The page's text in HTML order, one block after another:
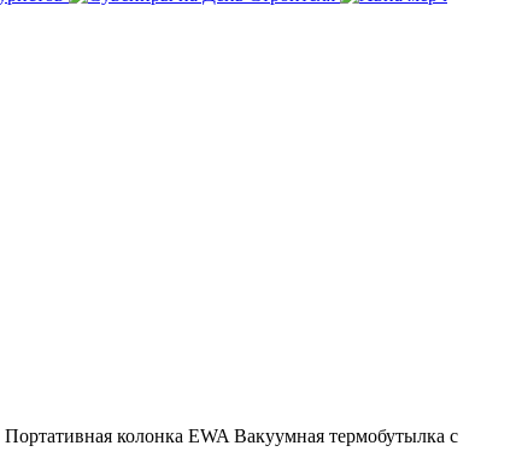
Портативная колонка EWA Вакуумная термобутылка с